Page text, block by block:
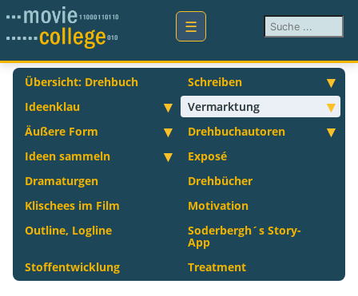
Suchen ...
Übersicht: Drehbuch
Schreiben
Ideenklau
Vermarktung
Äußere Form
Drehbuchautoren
Ideen sammeln
Exposé
Dramaturgen
Drehbücher
Klischees im Film
Motivation
Outline, Logline
Soderbergh´s Story-
App
Stoffentwicklung
Treatment